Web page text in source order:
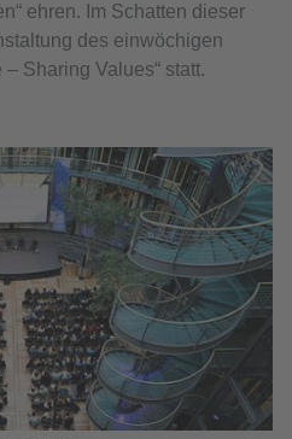
ehren. Im Schatten dieser
des einwöchigen
Sharing Values“ statt.